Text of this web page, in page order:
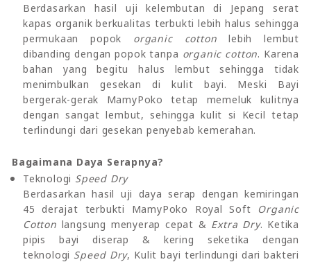
Berdasarkan hasil uji kelembutan di Jepang serat
kapas organik berkualitas terbukti lebih halus sehingga
permukaan popok organic cotton lebih lembut
dibanding dengan popok tanpa organic cotton. Karena
bahan yang begitu halus lembut sehingga tidak
menimbulkan gesekan di kulit bayi. Meski Bayi
bergerak-gerak MamyPoko tetap memeluk kulitnya
dengan sangat lembut, sehingga kulit si Kecil tetap
terlindungi dari gesekan penyebab kemerahan.
Bagaimana Daya Serapnya?
Teknologi Speed Dry
Berdasarkan hasil uji daya serap dengan kemiringan
45 derajat terbukti MamyPoko Royal Soft Organic
Cotton langsung menyerap cepat & Extra Dry. Ketika
pipis bayi diserap & kering seketika dengan
teknologi Speed Dry, Kulit bayi terlindungi dari bakteri